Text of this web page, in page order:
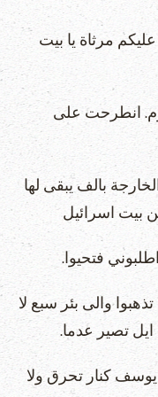
عليكم مرثاة يا بيت
انطرحت على
بالف يبقى لها
بيت اسرائيل
والى بئر سبع لا
تصير عدما.
يوسف كنار تحرق ولا